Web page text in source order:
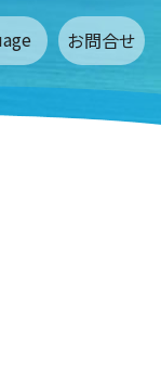
お問合せ